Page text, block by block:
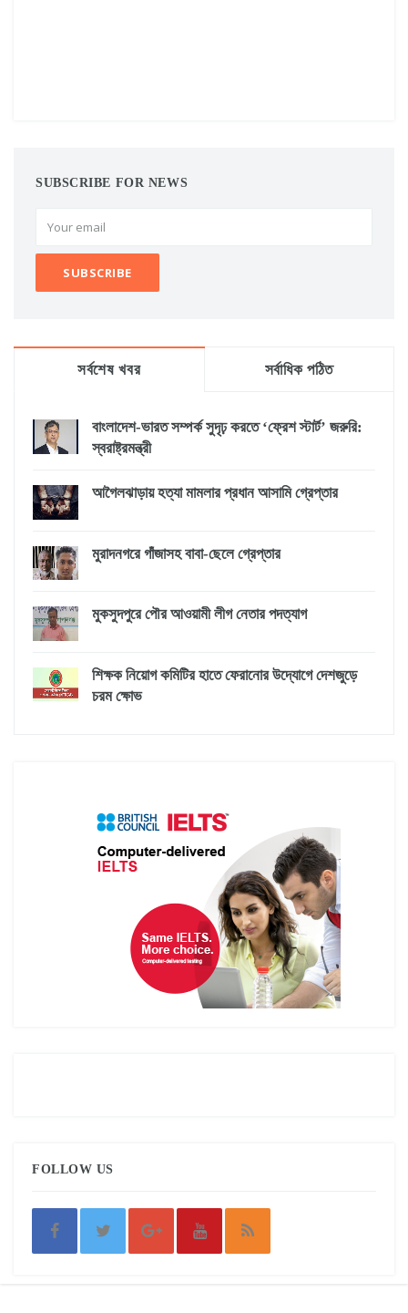
SUBSCRIBE FOR NEWS
সর্বশেষ খবর সর্বাধিক পঠিত
বাংলাদেশ-ভারত সম্পর্ক সুদৃঢ় করতে ‘ফ্রেশ স্টার্ট’ জরুরি:
স্বরাষ্ট্রমন্ত্রী
আগৈলঝাড়ায় হত্যা মামলার প্রধান আসামি গ্রেপ্তার
মুরাদনগরে গাঁজাসহ বাবা-ছেলে গ্রেপ্তার
মুকসুদপুরে পৌর আওয়ামী লীগ নেতার পদত্যাগ
শিক্ষক নিয়োগ কমিটির হাতে ফেরানোর উদ্যোগে দেশজুড়ে
চরম ক্ষোভ
FOLLOW US